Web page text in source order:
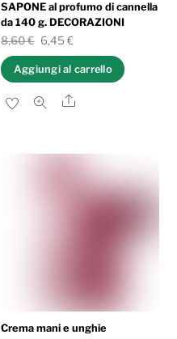
SAPONE al profumo di cannella
da 140 g. DECORAZIONI
8,60€ Il
originale
era:
6,45 €Il
attuale
è:
Aggiungi al carrello
Share
Crema mani e unghie